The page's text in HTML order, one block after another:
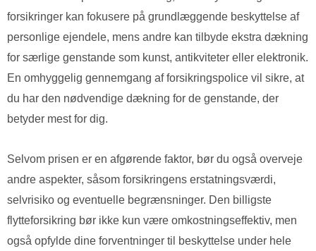
forsikringer kan fokusere på grundlæggende beskyttelse af
personlige ejendele, mens andre kan tilbyde ekstra dækning
for særlige genstande som kunst, antikviteter eller elektronik.
En omhyggelig gennemgang af forsikringspolice vil sikre, at
du har den nødvendige dækning for de genstande, der
betyder mest for dig.
Selvom prisen er en afgørende faktor, bør du også overveje
andre aspekter, såsom forsikringens erstatningsværdi,
selvrisiko og eventuelle begrænsninger. Den billigste
flytteforsikring bør ikke kun være omkostningseffektiv, men
også opfylde dine forventninger til beskyttelse under hele